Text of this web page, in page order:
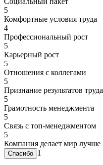
5
Комфортные условия труда
4
Профессиональный рост
5
Карьерный рост
5
Отношения с коллегами
5
Признание результатов труда
5
Грамотность менеджмента
5
Связь с топ-менеджментом
5
Компания делает мир лучше
1